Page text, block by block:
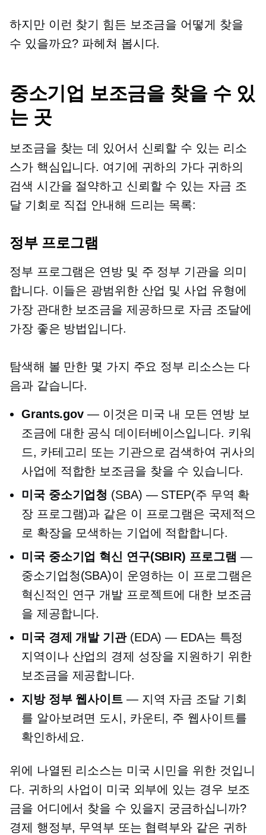
하지만 이런 찾기 힘든 보조금을 어떻게 찾을
수 있을까요? 파헤쳐 봅시다.
중소기업 보조금을 찾을 수 있
는 곳
보조금을 찾는 데 있어서 신뢰할 수 있는 리소
스가 핵심입니다. 여기에 귀하의 가다 귀하의
검색 시간을 절약하고 신뢰할 수 있는 자금 조
달 기회로 직접 안내해 드리는 목록:
정부 프로그램
정부 프로그램은 연방 및 주 정부 기관을 의미
합니다. 이들은 광범위한 산업 및 사업 유형에
가장 관대한 보조금을 제공하므로 자금 조달에
가장 좋은 방법입니다.
탐색해 볼 만한 몇 가지 주요 정부 리소스는 다
음과 같습니다.
Grants.gov — 이것은 미국 내 모든 연방 보
조금에 대한 공식 데이터베이스입니다. 키워
드, 카테고리 또는 기관으로 검색하여 귀사의
사업에 적합한 보조금을 찾을 수 있습니다.
미국 중소기업청 (SBA) — STEP(주 무역 확
장 프로그램)과 같은 이 프로그램은 국제적으
로 확장을 모색하는 기업에 적합합니다.
미국 중소기업 혁신 연구(SBIR) 프로그램 —
중소기업청(SBA)이 운영하는 이 프로그램은
혁신적인 연구 개발 프로젝트에 대한 보조금
을 제공합니다.
미국 경제 개발 기관(EDA) — EDA는 특정
지역이나 산업의 경제 성장을 지원하기 위한
보조금을 제공합니다.
지방 정부 웹사이트 — 지역 자금 조달 기회
를 알아보려면 도시, 카운티, 주 웹사이트를
확인하세요.
위에 나열된 리소스는 미국 시민을 위한 것입니
다. 귀하의 사업이 미국 외부에 있는 경우 보조
금을 어디에서 찾을 수 있을지 궁금하십니까?
경제 행정부, 무역부 또는 협력부와 같은 귀하